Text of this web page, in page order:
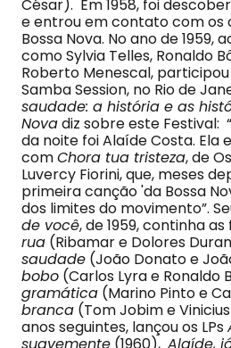
César). Em 1958, foi
e entrou em contato com os
Bossa Nova. No ano de 1959,
como Sylvia Telles, Ronaldo
Roberto Menescal, participou
Samba Session, no Rio de
saudade: a história e as
Novadiz sobre este Festival:
da noite foi Alaíde Costa. Ela
comChora tua tristeza, de
Luvercy Fiorini, que, meses
primeira canção 'da Bossa
dos limites do movimento”.
de você, de 1959, continha as
rua (Ribamar e Dolores
saudade (João Donato e
bobo (Carlos Lyra e Ronaldo
gramática (Marino Pinto e
branca (Tom Jobim e
anos seguintes, lançou os LPs